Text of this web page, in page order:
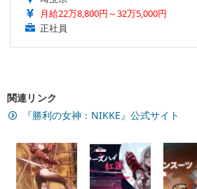
月給22万8,800円～32万5,000円
正社員
関連リンク
『勝利の女神：NIKKE』公式サイト